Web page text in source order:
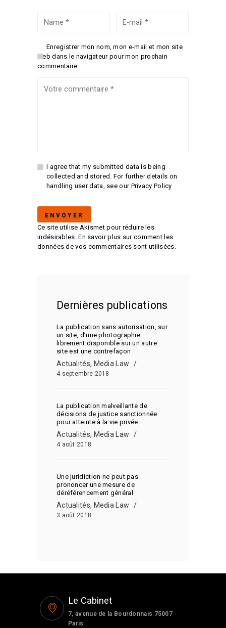
Enregistrer mon nom, mon e-mail et mon site
web dans le navigateur pour mon prochain
commentaire.
I agree that my submitted data is being
collected and stored. For further details on
handling user data, see our Privacy Policy
Ce site utilise Akismet pour réduire les
indésirables.En savoir plus sur comment les
données de vos commentaires sont utilisées.
Dernières publications
La publication sans autorisation, sur
un site, d’une photographie
librement disponible sur un autre
site est une contrefaçon
Actualités, Media Law
4 septembre 2018
La publication malveillante de
décisions de justice sanctionnée
pour atteinte à la vie privée
Actualités, Media Law
4 août 2018
Une juridiction ne peut pas
prononcer une mesure de
déréférencement général
Actualités, Media Law
3 août 2018
Le Cabinet
7, avenue de la Bourdonnais 75007
Paris